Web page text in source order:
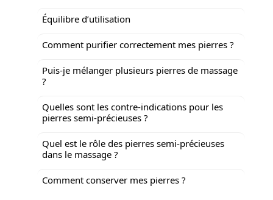
Équilibre d’utilisation
Comment purifier correctement mes pierres ?
Puis-je mélanger plusieurs pierres de massage
?
Quelles sont les contre-indications pour les
pierres semi-précieuses ?
Quel est le rôle des pierres semi-précieuses
dans le massage ?
Comment conserver mes pierres ?